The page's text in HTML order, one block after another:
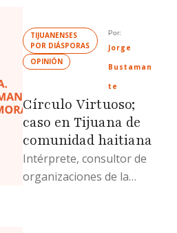
TIJUANENSES
POR DIÁSPORAS
OPINIÓN
Por:
Jorge
Bustaman
te
Círculo Virtuoso;
caso en Tijuana de
comunidad haitiana
Intérprete, consultor de
organizaciones de la